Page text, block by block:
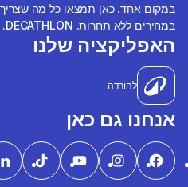
במקום אחד. כאן תמצאו כל מה שצריך
במחירים ללא תחרות. DECATHLON. עושים ספורט יחד!
האפליקציה שלנו
להורדה
אנחנו גם כאן